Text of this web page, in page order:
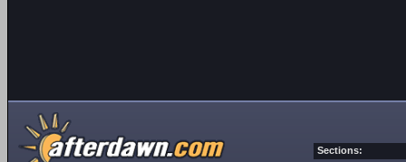
Sections: